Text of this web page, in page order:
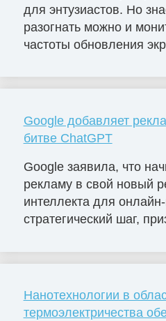
для энтузиастов. Но
разогнать можно и
частоты обновления
Google добавляет
битве ChatGPT
Google заявила, что
рекламу в свой новый
интеллекта для
стратегический шаг,
Нанотехнологии в
термоэлектричества